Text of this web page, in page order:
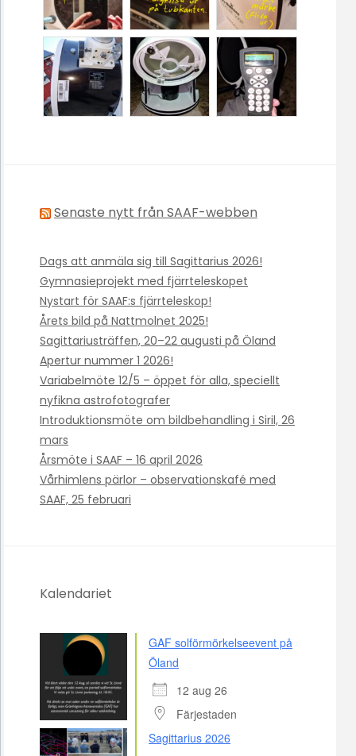
Senaste nytt från SAAF-webben
Dags att anmäla sig till Sagittarius 2026!
Gymnasieprojekt med fjärrteleskopet
Nystart för SAAF:s fjärrteleskop!
Årets bild på Nattmolnet 2025!
Sagittariusträffen, 20–22 augusti på Öland
Apertur nummer 1 2026!
Variabelmöte 12/5 – öppet för alla, speciellt
nyfikna astrofotografer
Introduktionsmöte om bildbehandling i Siril, 26
mars
Årsmöte i SAAF – 16 april 2026
Vårhimlens pärlor – observationskafé med
SAAF, 25 februari
Kalendariet
GAF solförmörkelseevent på
Öland
12 aug 26
Färjestaden
Sagittarius 2026